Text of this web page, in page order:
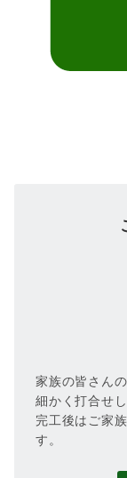
家族の皆さん
細かく打合せ
完工後はご家
す。